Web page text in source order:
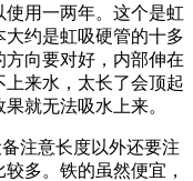
用一两年。这个是虹
约是虹吸硬管的十多
向要对好，内部伸在
来水，太长了会顶起
就无法吸水上来。
注意长度以外还要注
多。铁的虽然便宜，